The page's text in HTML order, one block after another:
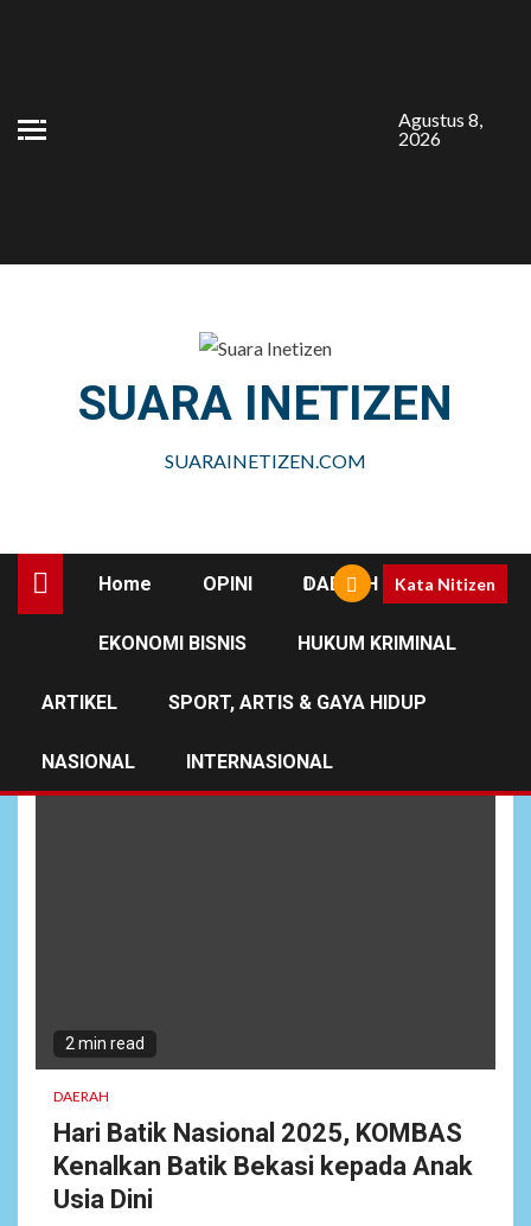
Agustus 8,
2026
SUARA INETIZEN
SUARAINETIZEN.COM
Home OPINI DAERAH
EKONOMI BISNIS HUKUM KRIMINAL
ARTIKEL SPORT, ARTIS & GAYA HIDUP
NASIONAL INTERNASIONAL
Kata Nitizen
2 min read
DAERAH
Hari Batik Nasional 2025, KOMBAS
Kenalkan Batik Bekasi kepada Anak
Usia Dini